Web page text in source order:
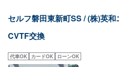
セルフ磐田東新町SS / (株)英和
CVTF交換
代車OK カードOK ローンOK